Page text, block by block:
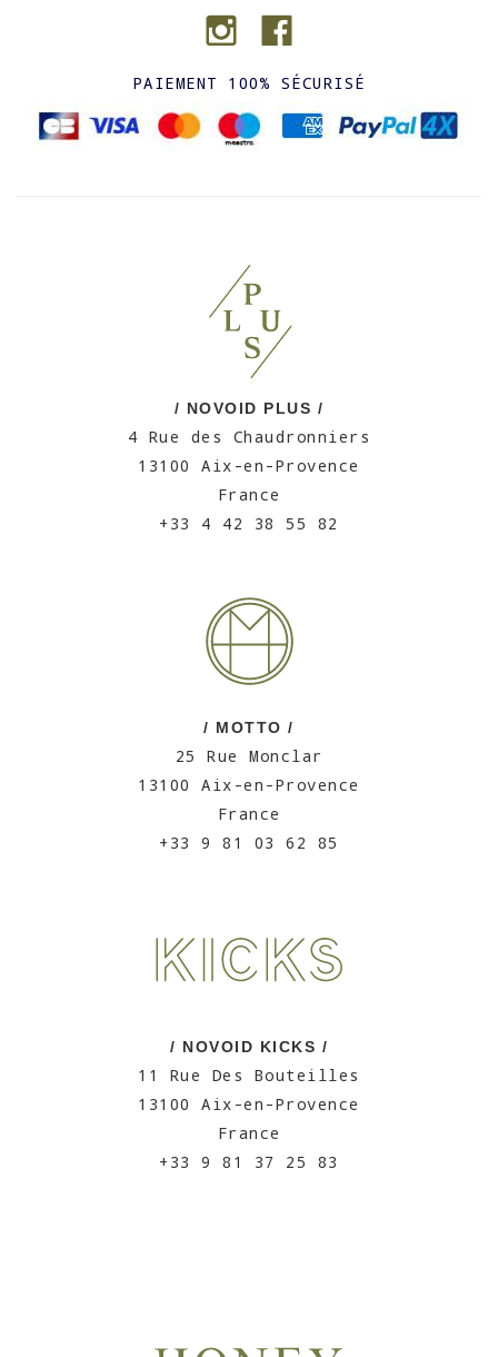
PAIEMENT 100% SÉCURISÉ
/ NOVOID PLUS /
4 Rue des Chaudronniers
13100 Aix-en-Provence
France
+33 4 42 38 55 82
/ MOTTO /
25 Rue Monclar
13100 Aix-en-Provence
France
+33 9 81 03 62 85
/ NOVOID KICKS /
11 Rue Des Bouteilles
13100 Aix-en-Provence
France
+33 9 81 37 25 83